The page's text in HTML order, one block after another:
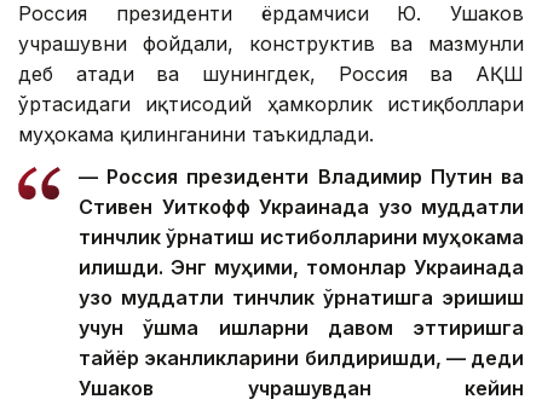
Россия президенти ёрдамчиси Ю. Ушаков
учрашувни фойдали, конструктив ва мазмунли
деб атади ва шунингдек, Россия ва АҚШ
ўртасидаги иқтисодий ҳамкорлик истиқболлари
муҳокама қилинганини таъкидлади.
— Россия президенти Владимир Путин ва
Стивен Уиткофф Украинада узоқ муддатли
тинчлик ўрнатиш истиқболларини муҳокама
қилишди. Энг муҳими, томонлар Украинада
узоқ муддатли тинчлик ўрнатишга эришиш
учун қўшма ишларни давом эттиришга
тайёр эканликларини билдиришди, — деди
Ушаков учрашувдан кейин